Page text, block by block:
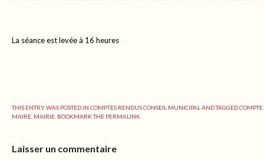
La séance est levée à 16 heures
THIS ENTRY WAS POSTED IN COMPTES RENDUS CONSEIL MUNICIPAL AND TAGGED
MAIRE MAIRIE . BOOKMARK THE PERMALINK
Laisser un commentaire